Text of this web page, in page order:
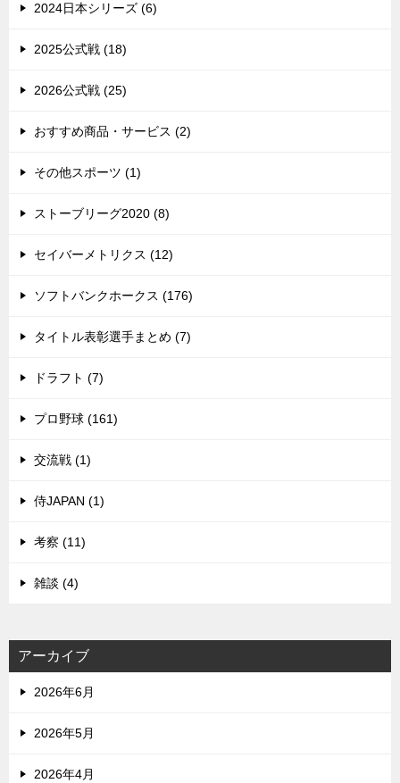
2024日本シリーズ (6)
2025公式戦 (18)
2026公式戦 (25)
おすすめ商品・サービス (2)
その他スポーツ (1)
ストーブリーグ2020 (8)
セイバーメトリクス (12)
ソフトバンクホークス (176)
タイトル表彰選手まとめ (7)
ドラフト (7)
プロ野球 (161)
交流戦 (1)
侍JAPAN (1)
考察 (11)
雑談 (4)
アーカイブ
2026年6月
2026年5月
2026年4月